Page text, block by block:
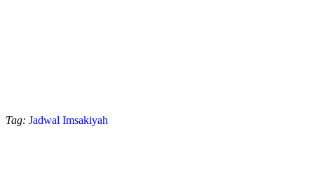
Tag: Jadwal Imsakiyah